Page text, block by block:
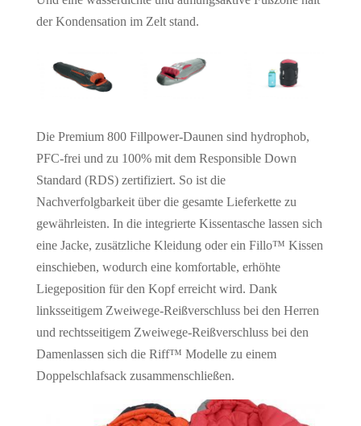
der Kondensation im Zelt stand.
Die Premium 800 Fillpower-Daunen sind hydrophob,
PFC-frei und zu 100% mit dem Responsible Down
Standard (RDS) zertifiziert. So ist die
Nachverfolgbarkeit über die gesamte Lieferkette zu
gewährleisten. In die integrierte Kissentasche lassen sich
eine Jacke, zusätzliche Kleidung oder ein Fillo™ Kissen
einschieben, wodurch eine komfortable, erhöhte
Liegeposition für den Kopf erreicht wird. Dank
linksseitigem Zweiwege-Reißverschluss bei den Herren
und rechtsseitigem Zweiwege-Reißverschluss bei den
Damenlassen sich die Riff™ Modelle zu einem
Doppelschlafsack zusammenschließen.